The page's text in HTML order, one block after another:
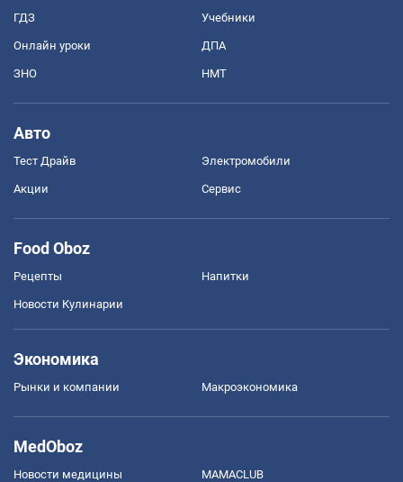
ГДЗ Учебники
Онлайн уроки ДПА
ЗНО НМТ
Авто
Тест Драйв Электромобили
Акции Сервис
Food Oboz
Рецепты Напитки
Новости Кулинарии
Экономика
Рынки и компании Mакроэкономика
MedOboz
Новости медицины MAMACLUB